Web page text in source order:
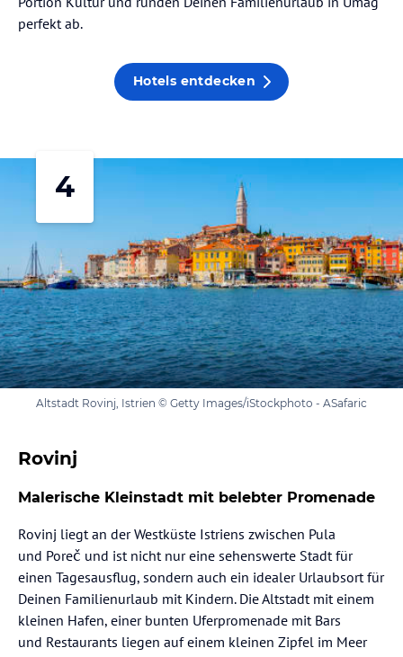
perfekt ab.
Hotels entdecken
4
Altstadt Rovinj, Istrien © Getty Images/iStockphoto - ASafaric
Rovinj
Malerische Kleinstadt mit belebter Promenade
Rovinj liegt an der Westküste Istriens zwischen Pula
und Poreč und ist nicht nur eine sehenswerte Stadt für
einen Tagesausflug, sondern auch ein idealer Urlaubsort für
Deinen Familienurlaub mit Kindern. Die Altstadt mit einem
kleinen Hafen, einer bunten Uferpromenade mit Bars
und Restaurants liegen auf einem kleinen Zipfel im Meer